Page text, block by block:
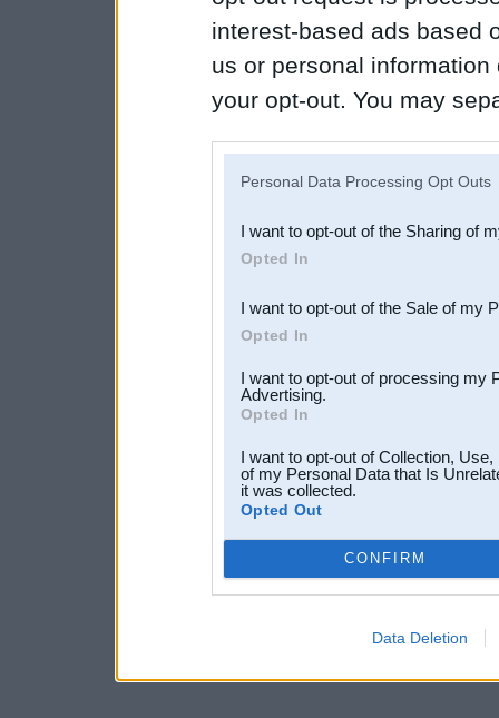
interest-based ads based
us or personal
your opt-out. You may
Downstream Participants
third parties.
Personal Data Processing Opt Outs
I want to opt-out of the Sharing of
Opted In
I want to opt-out of the Sale of my
Opted In
I want to opt-out of processing my
Advertising.
Opted In
I want to opt-out of Collection,
of my Personal Data that Is
it was collected.
Opted Out
CONFIRM
Data Deletion